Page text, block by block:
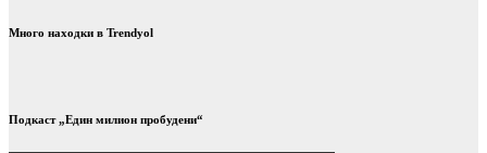
Много находки в Trendyol
Подкаст „Един милион пробудени“